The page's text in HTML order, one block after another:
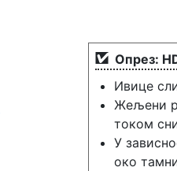
Опрез:
Ивице
Жељени
током
У
око